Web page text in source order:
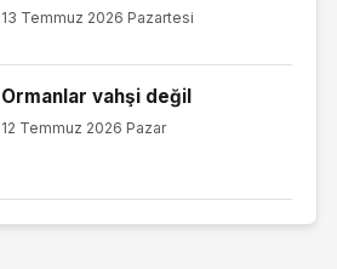
13 Temmuz 2026 Pazartesi
Ormanlar vahşi değil
12 Temmuz 2026 Pazar